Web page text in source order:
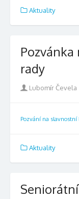
Aktuality
rady
Author
Lubomír Čevela
Pozvání na slavnostní
Aktuality